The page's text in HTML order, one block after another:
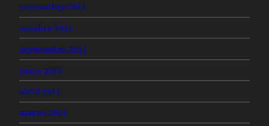
noviembre 2011
octubre 2011
septiembre 2011
junio 2011
abril 2011
marzo 2011